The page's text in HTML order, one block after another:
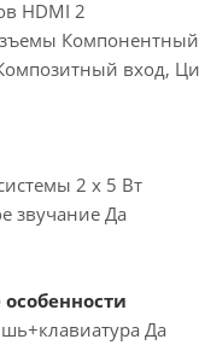
HDMI 2
вход,
2 х 5 Вт
звучание Да
Да